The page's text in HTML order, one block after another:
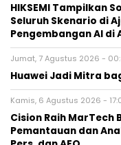
HIKSEMI Tampilkan
Seluruh Skenario di
Pengembangan AI di
Jumat, 7 Agustus 2026 -
Huawei Jadi Mitra
Kamis, 6 Agustus 2026 -
Cision Raih
Pemantauan dan